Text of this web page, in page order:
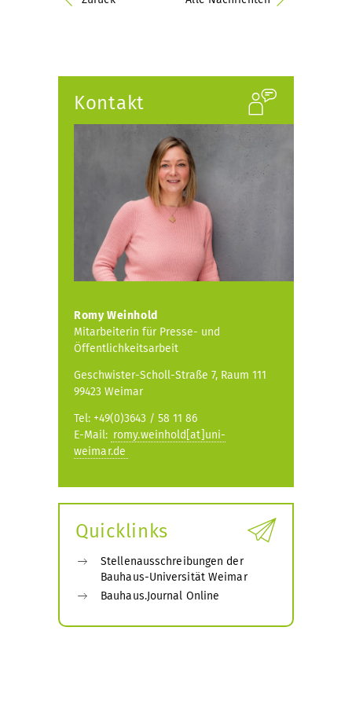
Kontakt
Romy Weinhold
Mitarbeiterin für Presse- und
Öffentlichkeitsarbeit
Geschwister-Scholl-Straße 7, Raum 111
99423 Weimar
Tel: +49(0)3643 / 58 11 86
E-Mail: romy.weinhold[at]uni-
weimar.de
Quicklinks
Stellenausschreibungen der
Bauhaus-Universität Weimar
Bauhaus.Journal Online